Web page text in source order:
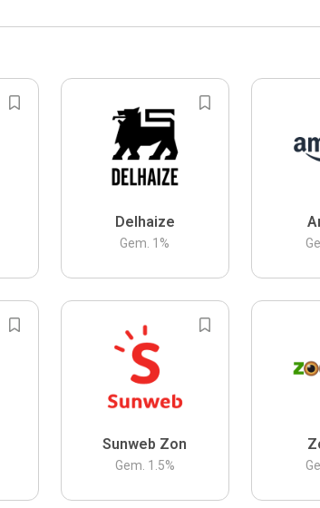
Delhaize
Gem. 1 %
Sunweb Zon
Gem. 1.5%